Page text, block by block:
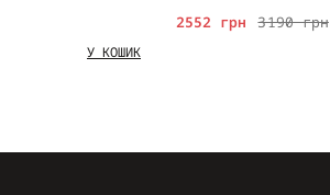
У КОШИК
3190 грн
2552 грн